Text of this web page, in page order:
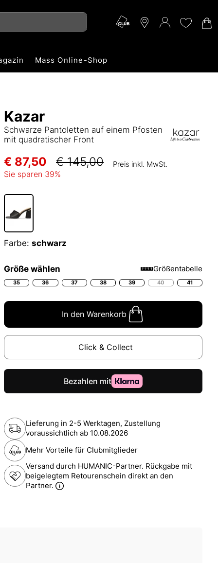
Mass Online-Shop
Kazar
Schwarze Pantoletten auf einem Pfosten
mit quadratischer Front
€ 87,50 € 145,00 Preis inkl. MwSt.
Sie sparen 39%
Farbe: schwarz
Größe wählen Größentabelle
35 36 37 38 39 40 41
In den Warenkorb
Click & Collect
Lieferung in 2-5 Werktagen, Zustellung
voraussichtlich ab 10.08.2026
Mehr Vorteile für Clubmitglieder
Versand durch HUMANIC-Partner. Rückgabe mit
beigelegtem Retourenschein direkt an den
Partner.